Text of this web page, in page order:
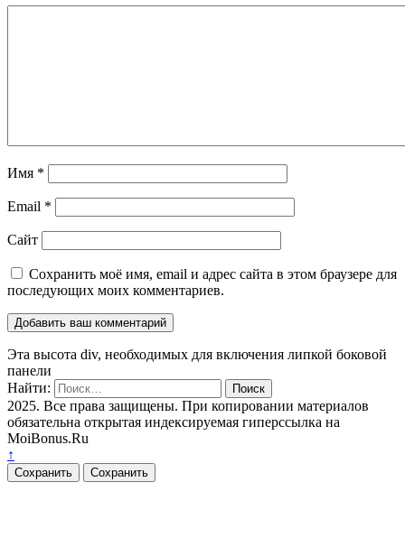
Имя *
Email *
Сайт
Сохранить моё имя, email и адрес сайта в этом браузере для
последующих моих комментариев.
Эта высота div, необходимых для включения липкой боковой
панели
Найти:
2025. Все права защищены. При копировании материалов
обязательна открытая индексируемая гиперссылка на
MoiBonus.Ru
↑